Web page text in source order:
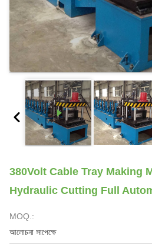
380Volt Cable Tray Making
Hydraulic Cutting Full
MOQ.:
আলোচনা সাপেক্ষে